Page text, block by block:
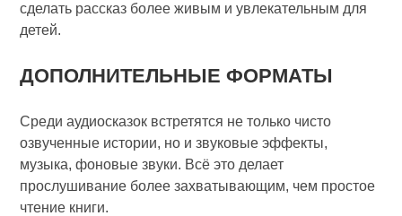
сделать рассказ более живым и увлекательным для
детей.
ДОПОЛНИТЕЛЬНЫЕ ФОРМАТЫ
Среди аудиосказок встретятся не только чисто
озвученные истории, но и звуковые эффекты,
музыка, фоновые звуки. Всё это делает
прослушивание более захватывающим, чем простое
чтение книги.